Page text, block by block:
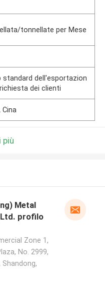
tonnellate per Mese
standard dell'esportazion
dei clienti
Cina
più
Metal
Ltd. profilo
Zone 1,
No. 2999,
Shandong,